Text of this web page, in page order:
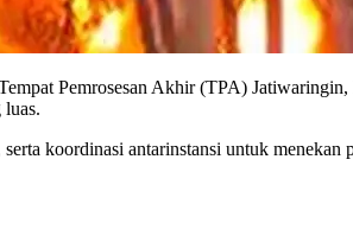
Pemrosesan Akhir (TPA)
luas.
koordinasi antarinstansi untuk menekan